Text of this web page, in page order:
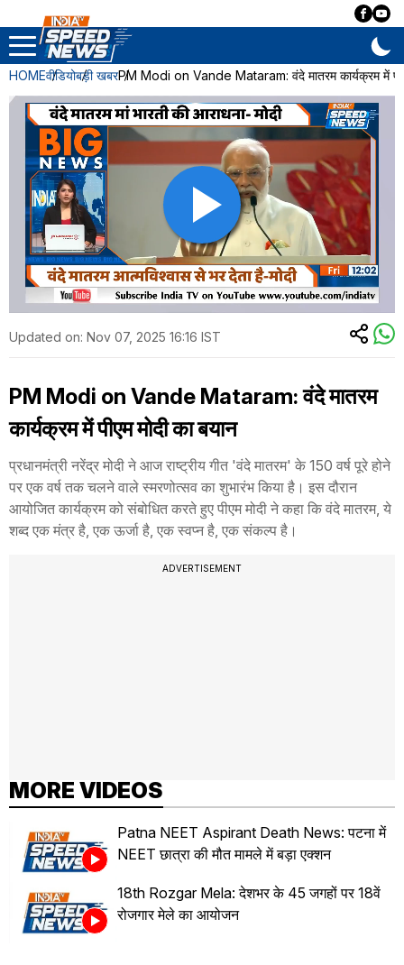
HOMEवीडियोबड़ी खबरPM Modi on Vande Mataram: वंदे मातरम कार्यक्रम में
Updated on: Nov 07, 2025 16:16 IST
PM Modi on Vande Mataram: वंदे मातरम
कार्यक्रम में पीएम मोदी का बयान
प्रधानमंत्री नरेंद्र मोदी ने आज राष्ट्रीय गीत 'वंदे मातरम' के 150 वर्ष पूरे होने
पर एक वर्ष तक चलने वाले स्मरणोत्सव का शुभारंभ किया है। इस दौरान
आयोजित कार्यक्रम को संबोधित करते हुए पीएम मोदी ने कहा कि वंदे मातरम, ये
शब्द एक मंत्र है, एक ऊर्जा है, एक स्वप्न है, एक संकल्प है।
ADVERTISEMENT
MORE VIDEOS
Patna NEET Aspirant Death News: पटना में
NEET छात्रा की मौत मामले में बड़ा एक्शन
18th Rozgar Mela: देशभर के 45 जगहों पर 18वें
रोजगार मेले का आयोजन